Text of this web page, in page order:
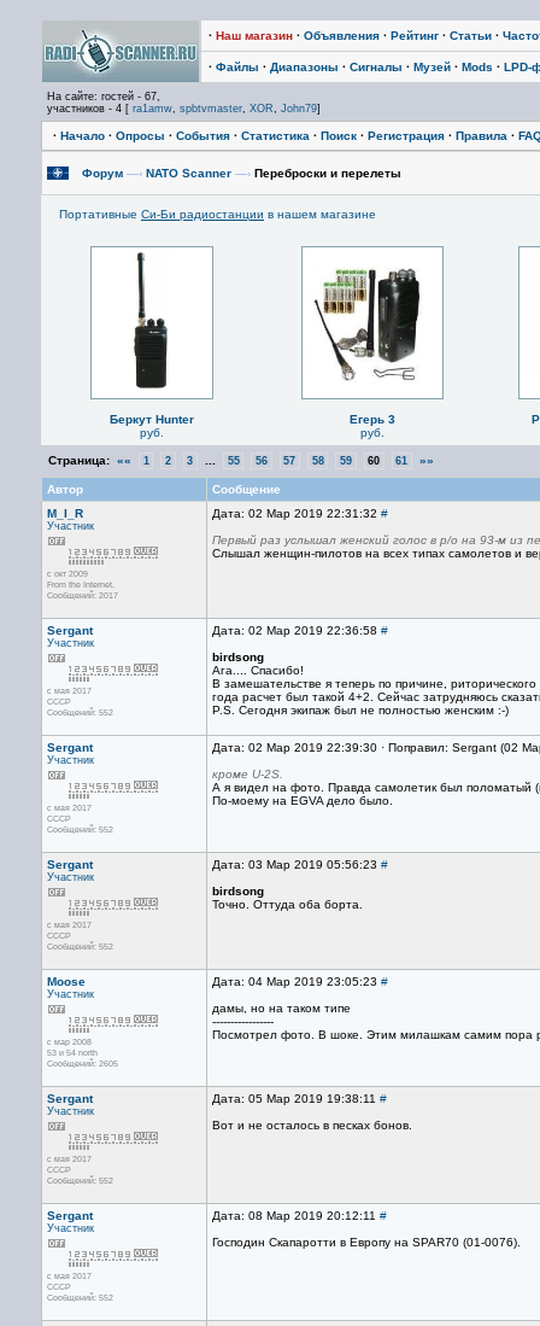
· Наш магазин · Объявления · Рейтинг · Статьи ·
· Файлы · Диапазоны · Сигналы · Музей · Mods · LPD-
На сайте: гостей - 67,
участников - 4 [ ra1amw, spbtvmaster, XOR, John79]
· Начало · Опросы · События · Статистика · Поиск · Регистрация · Правила ·
Форум —› NATO Scanner —› Переброски и перелеты
Портативные Си-Би радиостанции в нашем магазине
Беркут Hunter
руб.
Егерь 3
руб.
Страница: «« 1 2 3 55 56 57 58 59 60 61 »»
Автор
Сообщение
M_I_R
Участник
с окт 2009
From the Internet.
Сообщений: 2017
Дата: 02 Мар 2019 22:31:32 #
Первый раз услышал женский голос в р/о на 93-м из
Слышал женщин-пилотов на всех типах самолетов и
Sergant
Участник
с мая 2017
CCCP
Сообщений: 552
Дата: 02 Мар 2019 22:36:58 #
birdsong
Ага.... Спасибо!
В замешательстве я теперь по причине,
года расчет был такой 4+2. Сейчас затрудняюсь
P.S. Сегодня экипаж был не полностью женским :-)
Sergant
Участник
с мая 2017
CCCP
Сообщений: 552
Дата: 02 Мар 2019 22:39:30 · Поправил: Sergant (02
кроме U-2S.
А я видел на фото. Правда самолетик был поломатый
По-моему на EGVA дело было.
Sergant
Участник
с мая 2017
CCCP
Сообщений: 552
Дата: 03 Мар 2019 05:56:23 #
birdsong
Точно. Оттуда оба борта.
Moose
Участник
с мар 2008
53 и 54 north
Сообщений: 2605
Дата: 04 Мар 2019 23:05:23 #
дамы, но на таком типе
-----------------
Посмотрел фото. В шоке. Этим милашкам самим пора
Sergant
Участник
с мая 2017
CCCP
Сообщений: 552
Дата: 05 Мар 2019 19:38:11 #
Вот и не осталось в песках бонов.
Sergant
Участник
с мая 2017
CCCP
Сообщений: 552
Дата: 08 Мар 2019 20:12:11 #
Господин Скапаротти в Европу на SPAR70 (01-0076).